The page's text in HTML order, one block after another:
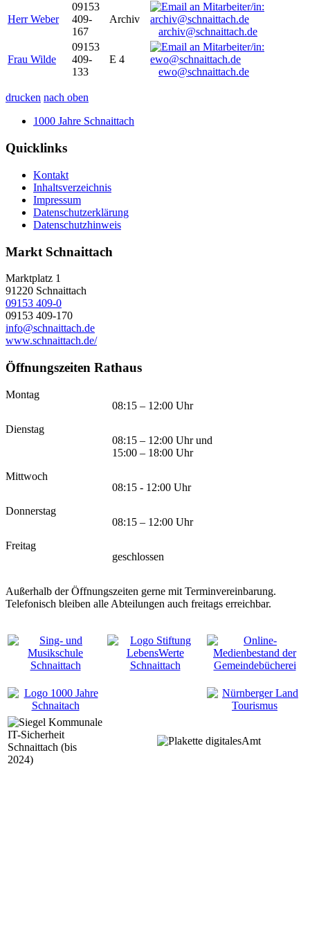
Herr Weber
09153
409-
167
Archiv
archiv@schnaittach.de
Frau Wilde
09153
409-
133
E 4
ewo@schnaittach.de
drucken nach oben
1000 Jahre Schnaittach
Quicklinks
Kontakt
Inhaltsverzeichnis
Impressum
Datenschutzerklärung
Datenschutzhinweis
Markt Schnaittach
Marktplatz 1
91220 Schnaittach
09153 409-0
09153 409-170
info@schnaittach.de
www.schnaittach.de/
Öffnungszeiten Rathaus
Montag
08:15 – 12:00 Uhr
Dienstag
08:15 – 12:00 Uhr und
15:00 – 18:00 Uhr
Mittwoch
08:15 - 12:00 Uhr
Donnerstag
08:15 – 12:00 Uhr
Freitag
geschlossen
Außerhalb der Öffnungszeiten gerne mit Terminvereinbarung.
Telefonisch bleiben alle Abteilungen auch freitags erreichbar.